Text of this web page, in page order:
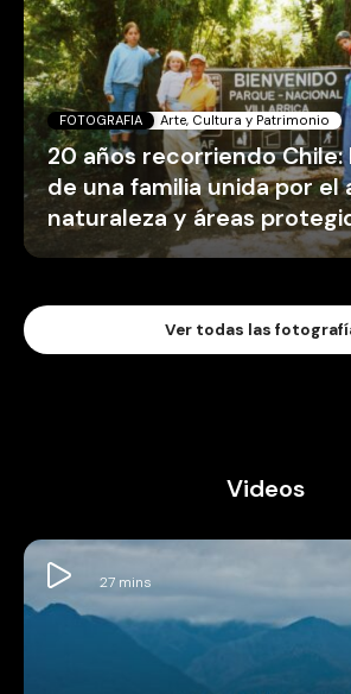
FOTOGRAFIA Arte, Cultura y Patrimonio
20 años recorriendo Chile:
de una familia unida por el
naturaleza y áreas
Ver todas las
Videos